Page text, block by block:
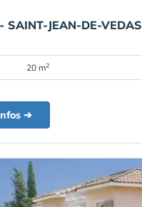
SAINT-JEAN-DE-VEDAS
20 m2
➔